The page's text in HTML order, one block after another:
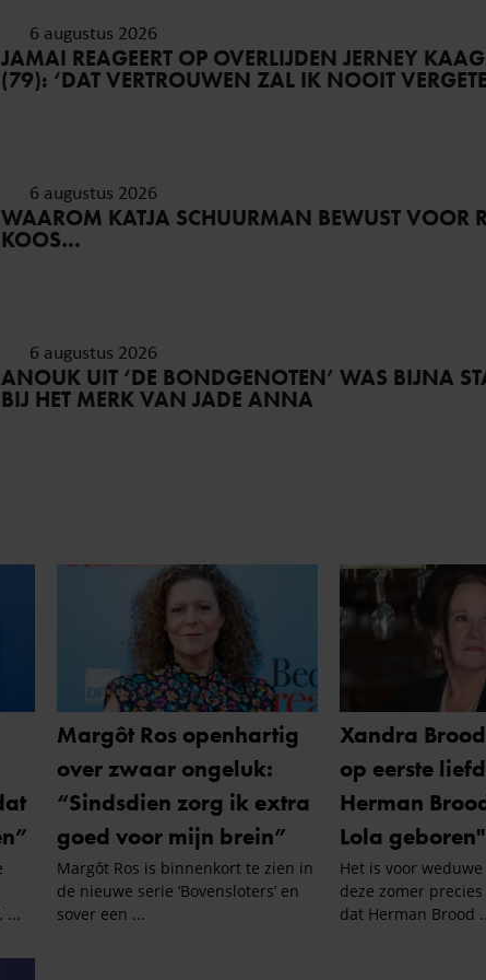
6 augustus 2026
JAMAI REAGEERT OP OVERLIJDEN JERNEY
(79): ‘DAT VERTROUWEN ZAL IK NOOIT
6 augustus 2026
WAAROM KATJA SCHUURMAN BEWUST VOOR
KOOS…
6 augustus 2026
ANOUK UIT ‘DE BONDGENOTEN’ WAS BIJNA
BIJ HET MERK VAN JADE ANNA